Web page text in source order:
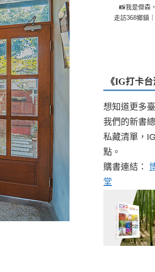
📸我是傑森
走訪368鄉鎮
《IG打卡
想知道更多
我們的新書
私藏清單，
點。
購書連結：
堂